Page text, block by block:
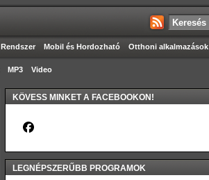
Rendszer Mobil és Hordozható Otthoni alkalmazások
MP3 Video
KÖVESS MINKET A FACEBOOKON!
LEGNÉPSZERŰBB PROGRAMOK